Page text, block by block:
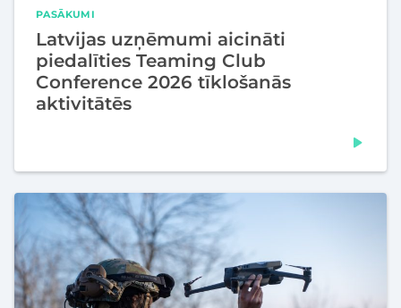
PASĀKUMI
Latvijas uzņēmumi aicināti
piedalīties Teaming Club
Conference 2026 tīklošanās
aktivitātēs